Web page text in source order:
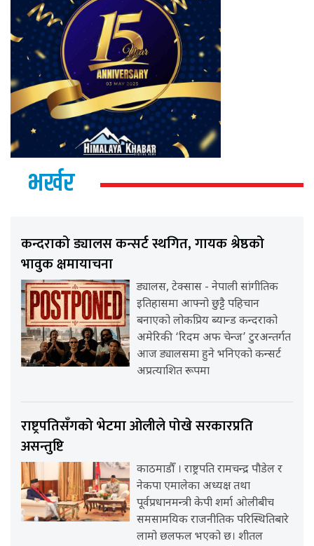
भर्खर
कन्दराको ड्यालस कन्सर्ट स्थगित, गायक श्रेष्ठको
भावुक क्षमायाचना
ड्यालस, टेक्सास - नेपाली सांगीतिक
इतिहासमा आफ्नो छुट्टै पहिचान
बनाएको लोकप्रिय ब्यान्ड कन्दराको
अमेरिकी ‘रिदम अफ चेन्ज’ टुरअन्तर्गत
आज ड्यालसमा हुने भनिएको कन्सर्ट
अप्रत्याशित रूपमा
राष्ट्रपतिसँगको भेटमा ओलीले पोखे सरकारप्रति
असन्तुष्टि
काठमाडौँ । राष्ट्रपति रामचन्द्र पौडेल र
नेकपा एमालेका अध्यक्ष तथा
पूर्वप्रधानमन्त्री केपी शर्मा ओलीबीच
समसामयिक राजनीतिक परिस्थितिबारे
लामो छलफल भएको छ। शीतल